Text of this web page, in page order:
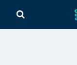
вмісту